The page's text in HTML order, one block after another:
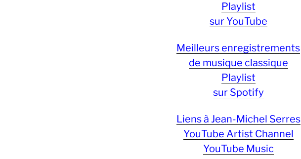
Playlist
sur YouTube
Meilleurs enregistrements
de musique classique
Playlist
sur Spotify
Liens à Jean-Michel Serres
YouTube Artist Channel
YouTube Music